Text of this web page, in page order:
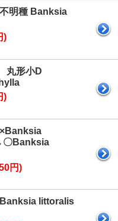
明種 Banksia
)
丸形小D
)
Banksia
円)
littoralis